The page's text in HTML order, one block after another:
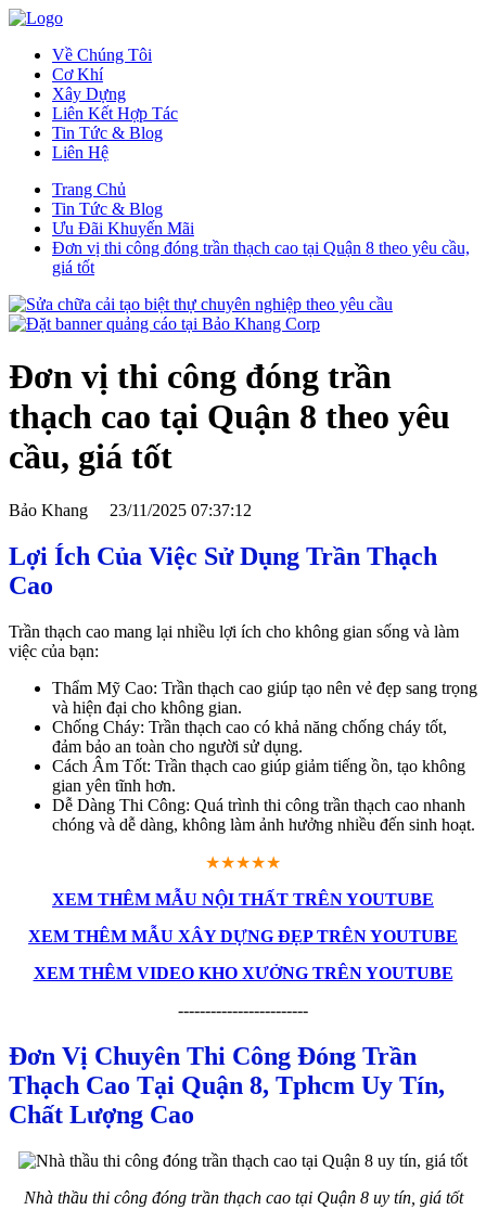
Về Chúng Tôi
Cơ Khí
Xây Dựng
Liên Kết Hợp Tác
Tin Tức & Blog
Liên Hệ
Trang Chủ
Tin Tức & Blog
Ưu Đãi Khuyến Mãi
Đơn vị thi công đóng trần thạch cao tại Quận 8 theo yêu cầu,
giá tốt
Đơn vị thi công đóng trần
thạch cao tại Quận 8 theo yêu
cầu, giá tốt
Bảo Khang 23/11/2025 07:37:12
Lợi Ích Của Việc Sử Dụng Trần Thạch
Cao
Trần thạch cao mang lại nhiều lợi ích cho không gian sống và làm
việc của bạn:
Thẩm Mỹ Cao: Trần thạch cao giúp tạo nên vẻ đẹp sang trọng
và hiện đại cho không gian.
Chống Cháy: Trần thạch cao có khả năng chống cháy tốt,
đảm bảo an toàn cho người sử dụng.
Cách Âm Tốt: Trần thạch cao giúp giảm tiếng ồn, tạo không
gian yên tĩnh hơn.
Dễ Dàng Thi Công: Quá trình thi công trần thạch cao nhanh
chóng và dễ dàng, không làm ảnh hưởng nhiều đến sinh hoạt.
★★★★★
XEM THÊM MẪU NỘI THẤT TRÊN YOUTUBE
XEM THÊM MẪU XÂY DỰNG ĐẸP TRÊN YOUTUBE
XEM THÊM VIDEO KHO XƯỞNG TRÊN YOUTUBE
------------------------
Đơn Vị Chuyên Thi Công Đóng Trần
Thạch Cao Tại Quận 8, Tphcm Uy Tín,
Chất Lượng Cao
Nhà thầu thi công đóng trần thạch cao tại Quận 8 uy tín, giá tốt